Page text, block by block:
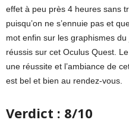
effet à peu près 4 heures sans
puisqu’on ne s’ennuie pas et
mot enfin sur les graphismes
réussis sur cet Oculus Quest.
une réussite et l’ambiance de
est bel et bien au rendez-vous.
Verdict : 8/10